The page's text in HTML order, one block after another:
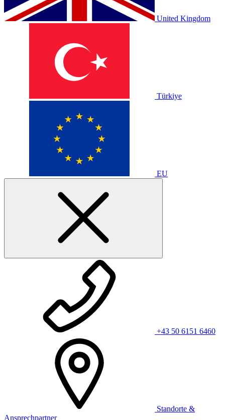
United Kingdom
Türkiye
EU
+43 50 6151 6460
Standorte &
Ansprechpartner